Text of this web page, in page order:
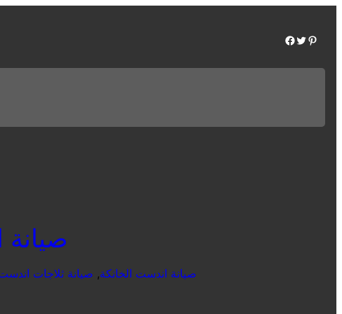
Facebook Twitter Pinterest
صيانة
صيانة اندست الخانكة, صيانة ثلاجات